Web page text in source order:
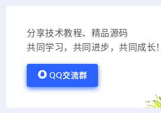
分享技术教程、精品源码
共同学习，共同进步，共同成长！
QQ交流群